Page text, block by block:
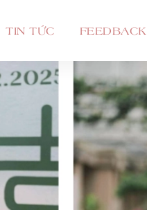
TIN TỨC FEEDBACK